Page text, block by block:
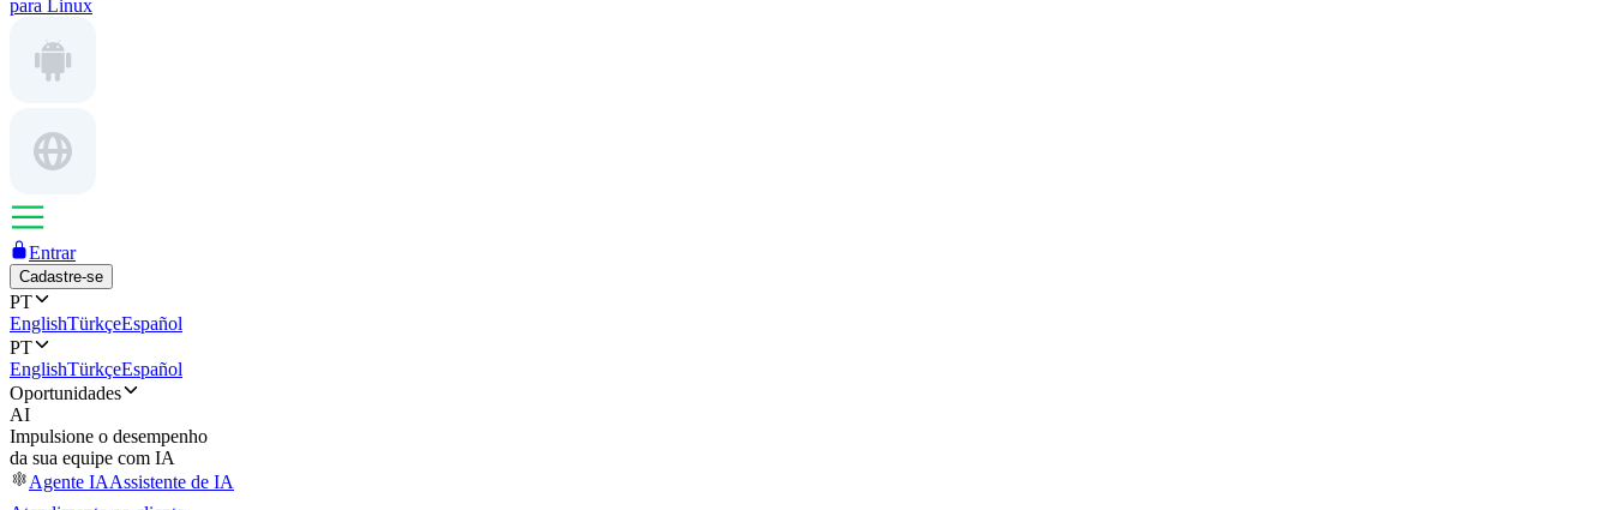
para Linux
Entrar
Cadastre-se
PT
EnglishTürkçeEspañol
PT
EnglishTürkçeEspañol
Oportunidades
AI
Impulsione o desempenho
da sua equipe com IA
Agente IAAssistente de IA